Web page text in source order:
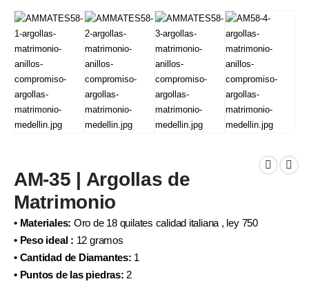
AM-35 | Argollas de
Matrimonio
• Materiales: Oro de 18 quilates calidad italiana , ley 750
• Peso ideal : 12 gramos
• Cantidad de Diamantes: 1
• Puntos de las piedras: 2